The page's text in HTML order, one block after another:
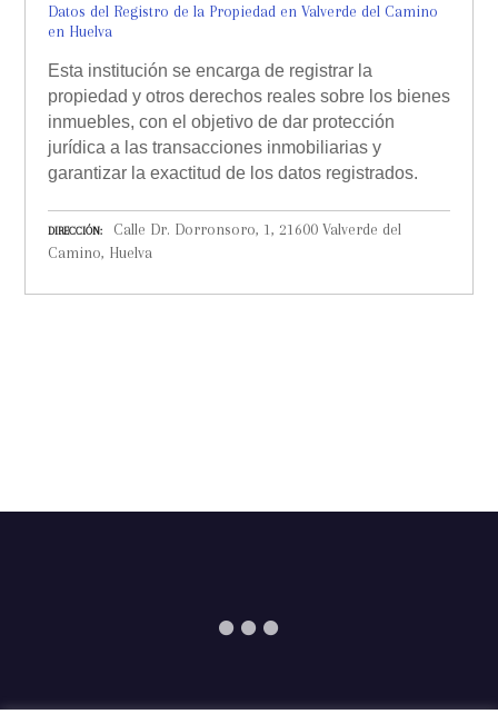
Datos del Registro de la Propiedad en Valverde del Camino
en Huelva
Esta institución se encarga de registrar la
propiedad y otros derechos reales sobre los bienes
inmuebles, con el objetivo de dar protección
jurídica a las transacciones inmobiliarias y
garantizar la exactitud de los datos registrados.
DIRECCIÓN
Calle Dr. Dorronsoro, 1, 21600 Valverde del
Camino, Huelva